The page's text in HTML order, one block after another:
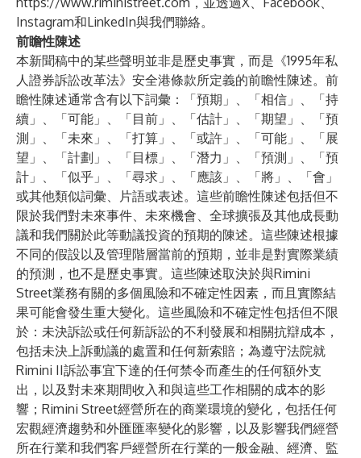
Instagram和LinkedIn與我們聯絡。
前瞻性陳述
本新聞稿中的某些聲明並非是歷史事實，而是《1995年私
人證券訴訟改革法》安全港條款所定義的前瞻性陳述。前
瞻性陳述通常含有以下詞彙：「預期」、「相信」、「持
續」、「可能」、「目前」、「估計」、「期望」、「預
測」、「未來」、「打算」、「或許」、「可能」、「展
望」、「計劃」、「目標」、「潛力」、「預測」、「預
計」、「似乎」、「尋求」、「應該」、「將」、「會」
或其他類似詞彙、片語或表述。這些前瞻性陳述包括但不
限於我們對未來事件、未來機會、全球擴張及其他成長動
議和我們關於此等動議投資的預期的陳述。這些陳述根據
不同的假設以及管理階層當前的預期，並非是對實際業績
的預測，也不是歷史事實。這些陳述取決於與Rimini
Street業務有關的多個風險和不確定性因素，而且實際結
果可能會發生重大變化。這些風險和不確定性包括但不限
於：未決訴訟或任何新訴訟的不利發展和相關抗辯成本，
包括未決上訴動議的處置和任何新索賠；為遵守法院就
Rimini II訴訟事宜下達的任何禁令而產生的任何額外支
出，以及對未來期間收入和與這些工作相關的成本的影
響；Rimini Street經營所在的商業環境的變化，包括任何
宏觀經濟趨勢和外匯匯率變化的影響，以及影響我們經營
所在行業和我們客戶經營所在行業的一般金融、經濟、監